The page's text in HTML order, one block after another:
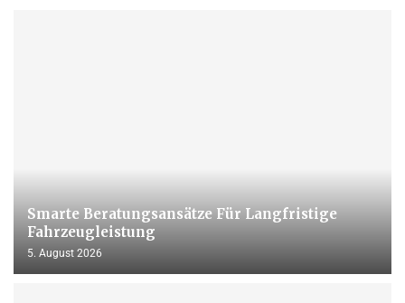
Smarte Beratungsansätze Für Langfristige
Fahrzeugleistung
5. August 2026